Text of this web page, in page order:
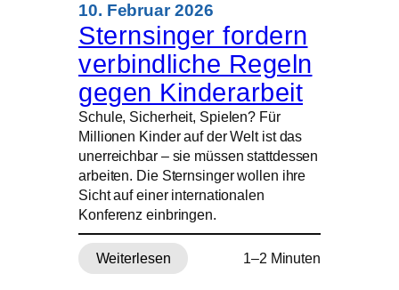
Franz
von
Assisi
öffentlich
gezeigt
10. Februar 2026
Sternsinger fordern
verbindliche Regeln
gegen Kinderarbeit
Schule, Sicherheit, Spielen? Für
Millionen Kinder auf der Welt ist das
unerreichbar – sie müssen stattdessen
arbeiten. Die Sternsinger wollen ihre
Sicht auf einer internationalen
Konferenz einbringen.
Weiterlesen
:
1–2 Minuten